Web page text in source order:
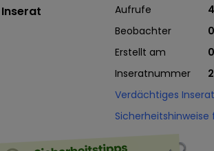
Inserat Aufrufe
Beobachter
0
Erstellt am
Inseratnummer
Verdächtiges